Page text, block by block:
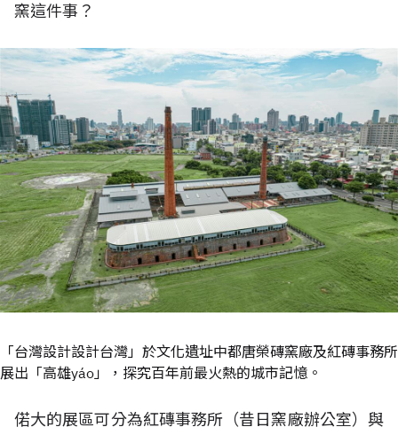
窯這件事？
「台灣設計設計台灣」於文化遺址中都唐榮磚窯廠及紅磚事務所
展出「高雄yáo」，探究百年前最火熱的城市記憶。
偌大的展區可分為紅磚事務所（昔日窯廠辦公室）與